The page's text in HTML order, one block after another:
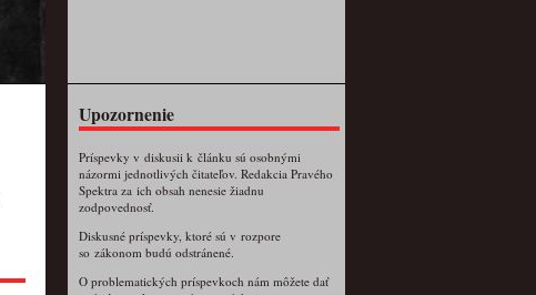
Upozornenie
Príspevky v diskusii k článku sú osobnými
názormi jednotlivých čitateľov. Redakcia Pravého
Spektra za ich obsah nenesie žiadnu
zodpovednosť.
Diskusné príspevky, ktoré sú v rozpore
so zákonom budú odstránené.
O problematických príspevkoch nám môžete dať